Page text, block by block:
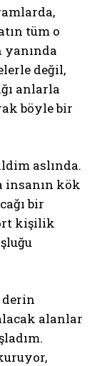
tüm o
değil,
anlarla
böyle bir
aslında.
insanın kök
bir
kişilik
derin
alanlar